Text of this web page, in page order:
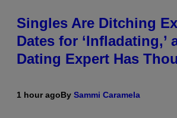
Singles Are Ditching
Dates for ‘Infladating,’
Dating Expert Has
1 hour agoBy Sammi Caramela